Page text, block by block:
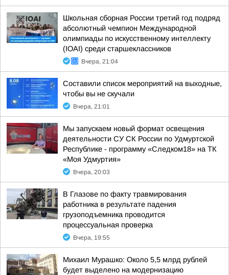
Школьная сборная России третий год подряд
абсолютный чемпион Международной
олимпиады по искусственному интеллекту
(IOAI) среди старшеклассников
Вчера, 21:04
Составили список мероприятий на выходные,
чтобы вы не скучали
Вчера, 21:01
Мы запускаем новый формат освещения
деятельности СУ СК России по Удмуртской
Республике - программу «Следком18» на ТК
«Моя Удмуртия»
Вчера, 20:03
В Глазове по факту травмирования
работника в результате падения
грузоподъемника проводится
процессуальная проверка
Вчера, 19:55
Михаил Мурашко: Около 5,5 млрд рублей
будет выделено на модернизацию